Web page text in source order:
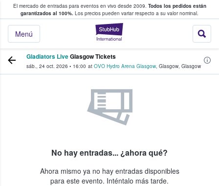
El mercado de entradas para eventos en vivo desde 2009. Todos los pedidos están
garantizados al 100%. Los precios pueden variar respecto a su valor nominal.
StubHub:
Menú
y venta de entradas entre fans
Gladiators LiveGlasgow Tickets
sáb., 24 oct. 2026 • 16:00 at OVO Hydro Arena Glasgow, Glasgow, Glasgow
No hay entradas... ¿ahora qué?
Ahora mismo ya no hay entradas disponibles
para este evento. Inténtalo más tarde.